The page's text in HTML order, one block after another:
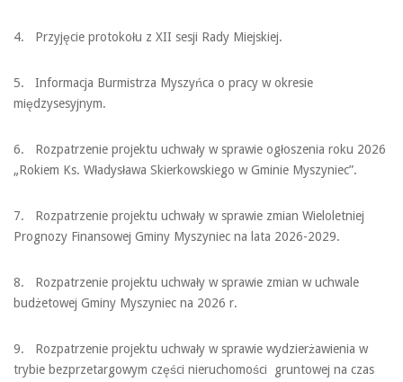
4. Przyjęcie protokołu z XII sesji Rady Miejskiej.
5. Informacja Burmistrza Myszyńca o pracy w okresie
międzysesyjnym.
6. Rozpatrzenie projektu uchwały w sprawie ogłoszenia roku 2026
„Rokiem Ks. Władysława Skierkowskiego w Gminie Myszyniec”.
7. Rozpatrzenie projektu uchwały w sprawie zmian Wieloletniej
Prognozy Finansowej Gminy Myszyniec na lata 2026-2029.
8. Rozpatrzenie projektu uchwały w sprawie zmian w uchwale
budżetowej Gminy Myszyniec na 2026 r.
9. Rozpatrzenie projektu uchwały w sprawie wydzierżawienia w
trybie bezprzetargowym części nieruchomości gruntowej na czas